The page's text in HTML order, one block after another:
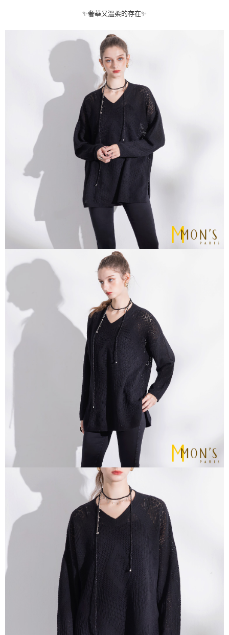
【「AFTEE先享後付」結帳流程】
結帳頁面，進行簡訊認證並確認金額後，即可完成結帳。
２．訂單成立數日內，您將收到繳費通知簡訊。
３．收到繳費通知簡訊後14天內，點擊此簡訊中的連結，可透過四大超商／
ATM／網路銀行／等多元方式進行付款，方視為交易完成。
※ 請注意：結帳手續完成當下不需立刻繳費，但若您需要取消訂單，請聯絡
購買商品的店家。未經商家同意取消之訂單仍視為有效，需透過AFTEE先享
後付繳納相關費用。
※ 交易是否成功請以「AFTEE先享後付 」之結帳頁面顯示為準，若有關於
是否繳費成功／繳費後需取消欲退款等相關疑問，請聯繫「AFTEE先享後付
https://netprotections.freshdesk.com/support/home
【注意事項】
１．透過由恩沛科技股份有限公司提供之「AFTEE先享後付」服務完成之交
易，需依本服務之必要範圍內提供個人資料，並將交易相關給付款項請求債
權轉讓予恩沛科技股份有限公司。
２．關於個人資料處理事宜，請瀏覽以下網址：
https://aftee.tw/terms/#terms3
３．未成年的使用者請事先徵得法定代理人或監護人之同意方可使用
「AFTEE先享後付」，若未經同意申辦者引起之損失，本公司不負相關責
４．使用「AFTEE先享後付」時，將依據個別帳號之用戶狀況，依本公司即
時審查核予不同之上限額度；若仍有額度不足之情形，本公司將視審查結果
請求用戶進行身份認證。
５．嚴禁一人註冊多個帳號或使用他人資訊註冊。若發現惡意使用之情形，
恩沛科技股份有限公司將有權停止該用戶之使用額度並採取法律行動。
每筆NT$80，滿NT$1,000(含以上)免運費
付款後全家取貨
每筆NT$80，滿NT$1,000(含以上)免運費
每筆NT$80，滿NT$1,000(含以上)免運費
每筆NT$80，滿NT$1,000(含以上)免運費
每筆NT$100，滿NT$1,000(含以上)免運費
每筆NT$80
✨奢華又溫柔的存在✨